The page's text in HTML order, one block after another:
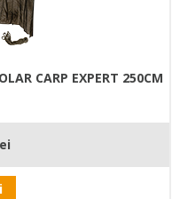
CARP EXPERT 250CM